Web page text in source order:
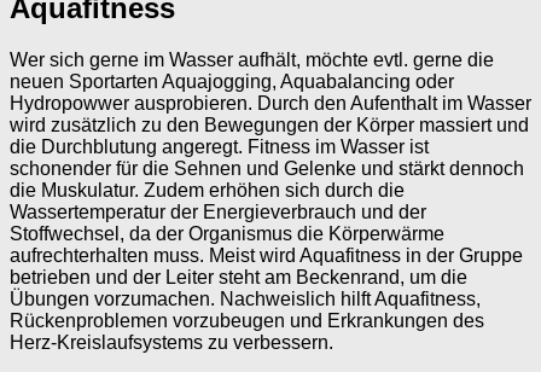
Aquafitness
Wer sich gerne im Wasser aufhält, möchte evtl. gerne die
neuen Sportarten Aquajogging, Aquabalancing oder
Hydropowwer ausprobieren. Durch den Aufenthalt im Wasser
wird zusätzlich zu den Bewegungen der Körper massiert und
die Durchblutung angeregt. Fitness im Wasser ist
schonender für die Sehnen und Gelenke und stärkt dennoch
die Muskulatur. Zudem erhöhen sich durch die
Wassertemperatur der Energieverbrauch und der
Stoffwechsel, da der Organismus die Körperwärme
aufrechterhalten muss. Meist wird Aquafitness in der Gruppe
betrieben und der Leiter steht am Beckenrand, um die
Übungen vorzumachen. Nachweislich hilft Aquafitness,
Rückenproblemen vorzubeugen und Erkrankungen des
Herz-Kreislaufsystems zu verbessern.